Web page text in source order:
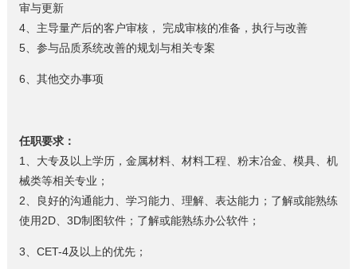
审与更新
4、主导量产后的客户审核， 完成审核的准备，执行与改善
5、参与品质系统改善的规划与相关专案
6、其他交办事项
任职要求：
1、大专及以上学历，金属材料、材料工程、粉末冶金、模具、机
械类等相关专业；
2、良好的沟通能力、学习能力、理解、表达能力；了解或能熟练
使用2D、3D制图软件；了解或能熟练办公软件；
3、CET-4及以上的优先；